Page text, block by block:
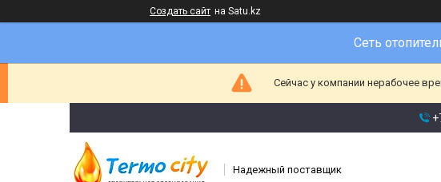
Создать сайт на Satu.kz
Сеть
Сейчас у компании нерабочее
Надежный поставщик